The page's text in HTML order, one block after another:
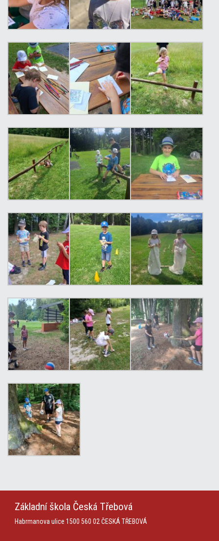
Základní škola Česká Třebová
Habrmanova ulice 1500 560 02 ČESKÁ TŘEBOVÁ